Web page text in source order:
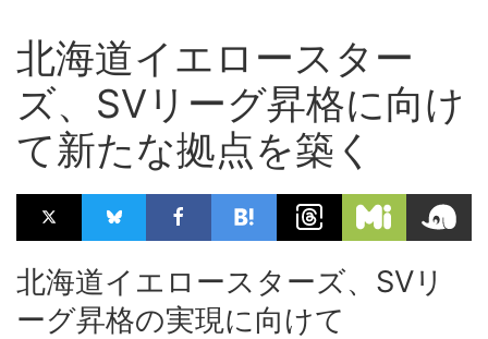
北海道イエロースター
ズ、SVリーグ昇格に向け
て新たな拠点を築く
北海道イエロースターズ、SVリ
ーグ昇格の実現に向けて